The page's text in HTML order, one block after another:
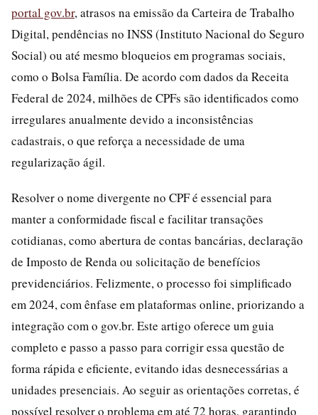
portal gov.br, atrasos na emissão da Carteira de Trabalho
Digital, pendências no INSS (Instituto Nacional do Seguro
Social) ou até mesmo bloqueios em programas sociais,
como o Bolsa Família. De acordo com dados da Receita
Federal de 2024, milhões de CPFs são identificados como
irregulares anualmente devido a inconsistências
cadastrais, o que reforça a necessidade de uma
regularização ágil.
Resolver o nome divergente no CPF é essencial para
manter a conformidade fiscal e facilitar transações
cotidianas, como abertura de contas bancárias, declaração
de Imposto de Renda ou solicitação de benefícios
previdenciários. Felizmente, o processo foi simplificado
em 2024, com ênfase em plataformas online, priorizando a
integração com o gov.br. Este artigo oferece um guia
completo e passo a passo para corrigir essa questão de
forma rápida e eficiente, evitando idas desnecessárias a
unidades presenciais. Ao seguir as orientações corretas, é
possível resolver o problema em até 72 horas, garantindo